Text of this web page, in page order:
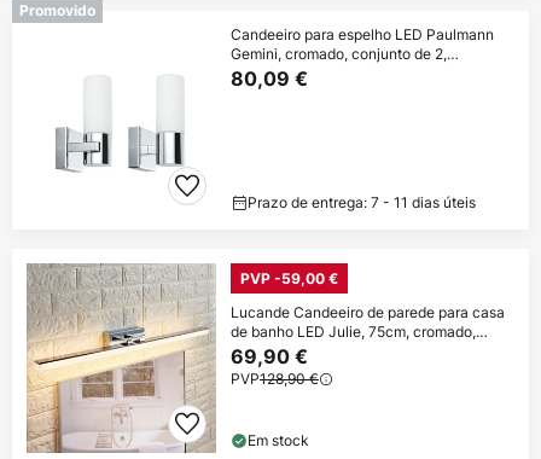
Promovido
Candeeiro para espelho LED Paulmann
Gemini, cromado, conjunto de 2,
regulável,
80,09 €
Prazo de entrega: 7 - 11 dias úteis
PVP -59,00 €
Lucande Candeeiro de parede para casa
de banho LED Julie, 75cm, cromado,
metal,
69,90 €
PVP128,90 €
Em stock